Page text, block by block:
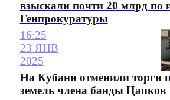
взыскали почти 20 млрд по
Генпрокуратуры
16:25
23 ЯНВ
2025
На Кубани отменили торги
земель члена банды Цапков